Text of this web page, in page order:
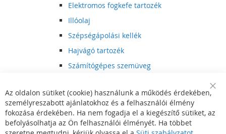
Elektromos fogkefe tartozék
Illóolaj
Szépségápolási kellék
Hajvágó tartozék
Számítógépes szemüveg
Hajvágó kiegészítő
Szórakoztató elektronika
Multimédia
DVD, BluRay lejátszó
Bar
Az oldalon sütiket (cookie) használunk a működés érdekében,
személyreszabott ajánlatokhoz és a felhasználói élmény
fokozása érdekében. Ha nem fogadja el a kiegészítő sütiket, az
befolyásolhatja az Ön felhasználói élményét. Ha többet